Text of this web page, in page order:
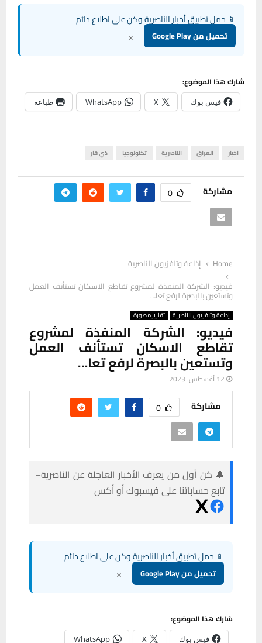
📱 حمل تطبيق أخبار الناصرية وكن على اطلاع دائم
تحميل من Google Play ×
شارك هذا الموضوع:
فيس بوك X
WhatsApp طباعة
اخبار العراق الناصرية تكنولوجيا ذي قار
مشاركة 0
Home
إذاعة وتلفزيون الناصرية
فيديو: الشركة المنفذة لمشروع تقاطع الاسكان تستأنف العمل
وتستعين بالبصرة لرفع تعا…
إذاعة وتلفزيون الناصرية تقارير مصورة
فيديو: الشركة المنفذة لمشروع
تقاطع الاسكان تستأنف العمل
وتستعين بالبصرة لرفع تعا…
12 أغسطس، 2023
مشاركة 0
🔔 كن أول من يعرف الأخبار العاجلة عن الناصرية–
تابع حساباتنا على فيسبوك أو أكس
📱 حمل تطبيق أخبار الناصرية وكن على اطلاع دائم
تحميل من Google Play ×
شارك هذا الموضوع:
فيس بوك X
WhatsApp